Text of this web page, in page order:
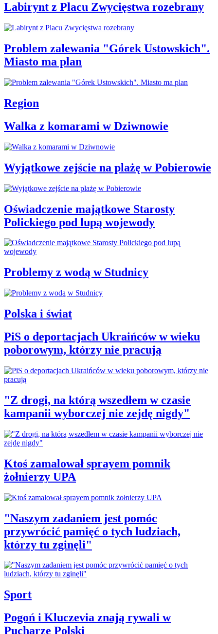
Labirynt z Placu Zwycięstwa rozebrany
Problem zalewania "Górek Ustowskich".
Miasto ma plan
Region
Walka z komarami w Dziwnowie
Wyjątkowe zejście na plażę w Pobierowie
Oświadczenie majątkowe Starosty
Polickiego pod lupą wojewody
Problemy z wodą w Studnicy
Polska i świat
PiS o deportacjach Ukraińców w wieku
poborowym, którzy nie pracują
"Z drogi, na którą wszedłem w czasie
kampanii wyborczej nie zejdę nigdy"
Ktoś zamalował sprayem pomnik
żołnierzy UPA
"Naszym zadaniem jest pomóc
przywrócić pamięć o tych ludziach,
którzy tu zginęli"
Sport
Pogoń i Kluczevia znają rywali w
Pucharze Polski